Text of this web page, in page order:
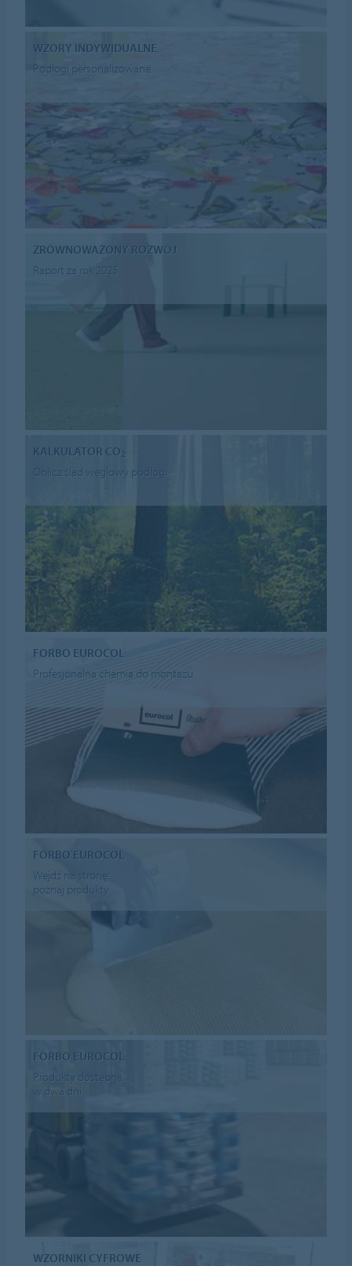
WZORY INDYWIDUALNE
Podłogi personalizowane
ZRÓWNOWAŻONY ROZWÓJ
Raport za rok 2025
KALKULATOR CO2
Oblicz ślad węglowy podłogi
FORBO EUROCOL
Profesjonalna chemia do montażu
FORBO EUROCOL
Wejdź na stronę
poznaj produkty
FORBO EUROCOL
Produkty dostępne
w dwa dni
WZORNIKI CYFROWE